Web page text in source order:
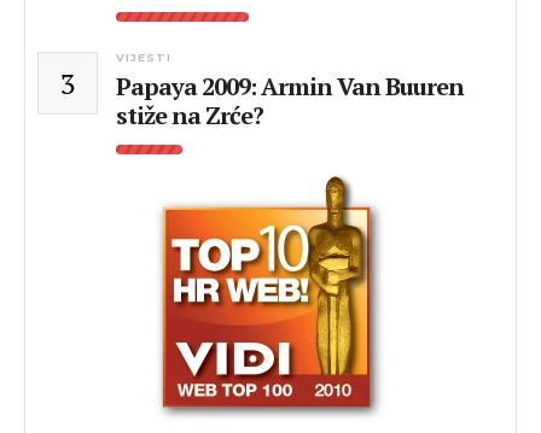
3
VIJESTI
Papaya 2009: Armin Van Buuren
stiže na Zrće?